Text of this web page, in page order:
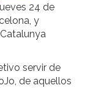
24 de
y
servir de
de aquellos